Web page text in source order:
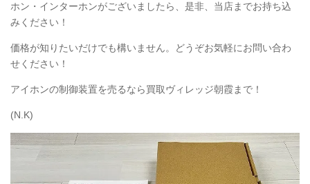
ホン・インターホンがございましたら、是非、当店までお持ち込
みください！
価格が知りたいだけでも構いません。どうぞお気軽にお問い合わ
せください！
アイホンの制御装置を売るなら買取ヴィレッジ朝霞まで！
(N.K)